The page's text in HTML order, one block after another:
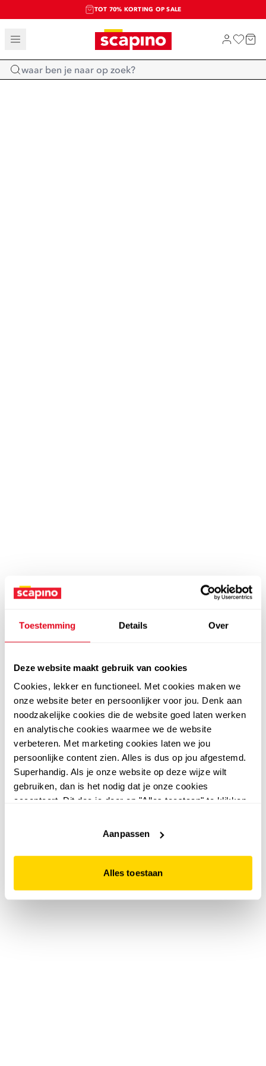
Toestemming Details Over
Deze website maakt gebruik van cookies
Cookies, lekker en functioneel. Met cookies maken we
onze website beter en persoonlijker voor jou. Denk aan
noodzakelijke cookies die de website goed laten werken
en analytische cookies waarmee we de website
verbeteren. Met marketing cookies laten we jou
persoonlijke content zien. Alles is dus op jou afgestemd.
Superhandig. Als je onze website op deze wijze wilt
gebruiken, dan is het nodig dat je onze cookies
accepteert. Dit doe je door op "Alles toestaan" te klikken.
website niet optimaal functioneert.
Aanpassen
Alles toestaan
TOT 70% KORTING OP SALE
SALE: LAATSTE KANS!
SHOP NIEUW
Home